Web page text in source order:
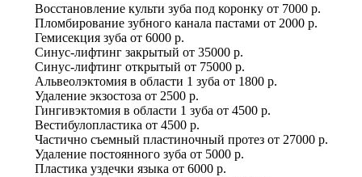
Восстановление культи зуба под коронку от 7000 р.
Пломбирование зубного канала пастами от 2000 р.
Гемисекция зуба от 6000 р.
Синус-лифтинг закрытый от 35000 р.
Синус-лифтинг открытый от 75000 р.
Альвеолэктомия в области 1 зуба от 1800 р.
Удаление экзостоза от 2500 р.
Гингивэктомия в области 1 зуба от 4500 р.
Вестибулопластика от 4500 р.
Частично съемный пластиночный протез от 27000 р.
Удаление постоянного зуба от 5000 р.
Пластика уздечки языка от 6000 р.